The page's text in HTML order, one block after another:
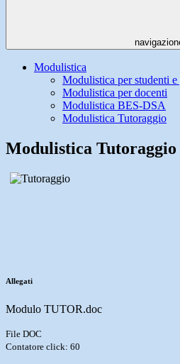
Modulistica
Modulistica per studenti e
Modulistica per docenti
Modulistica BES-DSA
Modulistica Tutoraggio
Modulistica Tutoraggio
Allegati
Modulo TUTOR.doc
File DOC
Contatore click: 60